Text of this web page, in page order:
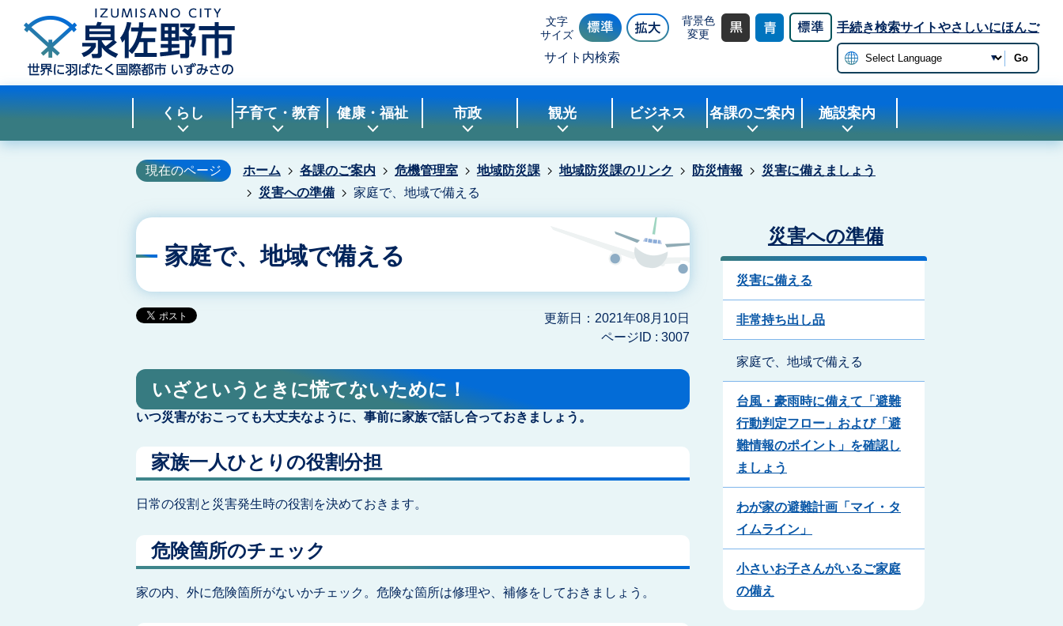
文字
サイズ
背景色
変更
手続き検索サイトやさしいにほんご
サイト内検索 Go
くらし 子育て・教育 健康・福祉 市政 観光 ビジネス 各課のご案内 施設案内
現在のページ ホーム 各課のご案内 危機管理室 地域防災課 地域防災課のリンク 防災情報
災害に備えましょう
災害への準備
家庭で、地域で備える
家庭で、地域で備える
更新日：2021年08月10日
ページID : 3007
いざというときに慌てないために！
いつ災害がおこっても大丈夫なように、事前に家族で話し合っておきましょう。
家族一人ひとりの役割分担
日常の役割と災害発生時の役割を決めておきます。
危険箇所のチェック
家の内、外に危険箇所がないかチェック。危険な箇所は修理や、補修をしておきましょう。
災害への準備
災害に備える
非常持ち出し品
家庭で、地域で備える
台風・豪雨時に備えて「避難
行動判定フロー」および「避
難情報のポイント」を確認し
ましょう
わが家の避難計画「マイ・タ
イムライン」
小さいお子さんがいるご家庭
の備え